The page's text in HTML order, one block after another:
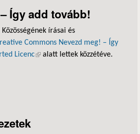
Így add tovább!
írásai és
Commons Nevezd meg! – Így
Licenc(külső hivatkozás)
alatt lettek közzétéve.